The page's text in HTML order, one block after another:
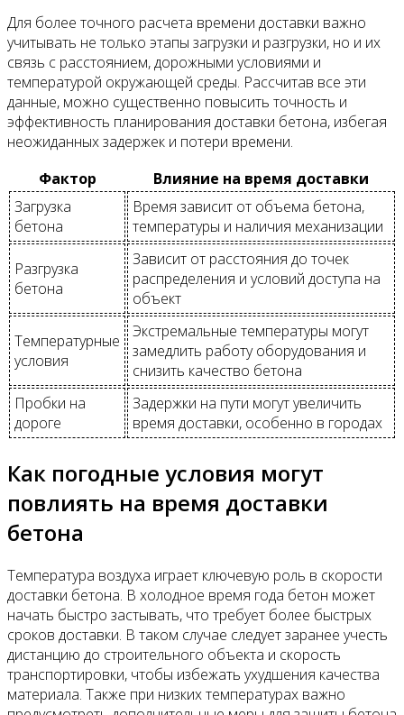
Для более точного расчета времени доставки важно
учитывать не только этапы загрузки и разгрузки, но и их
связь с расстоянием, дорожными условиями и
температурой окружающей среды. Рассчитав все эти
данные, можно существенно повысить точность и
эффективность планирования доставки бетона, избегая
неожиданных задержек и потери времени.
Фактор
Влияние на время доставки
Загрузка
бетона
Время зависит от объема бетона,
температуры и наличия механизации
Разгрузка
бетона
Зависит от расстояния до точек
распределения и условий доступа на
объект
Температурные
условия
Экстремальные температуры могут
замедлить работу оборудования и
снизить качество бетона
Пробки на
дороге
Задержки на пути могут увеличить
время доставки, особенно в городах
Как погодные условия могут
повлиять на время доставки
бетона
Температура воздуха играет ключевую роль в скорости
доставки бетона. В холодное время года бетон может
начать быстро застывать, что требует более быстрых
сроков доставки. В таком случае следует заранее учесть
дистанцию до строительного объекта и скорость
транспортировки, чтобы избежать ухудшения качества
материала. Также при низких температурах важно